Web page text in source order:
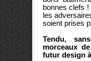
bonnes clefs
les
soient prises
Tendu,
morceaux
futur design